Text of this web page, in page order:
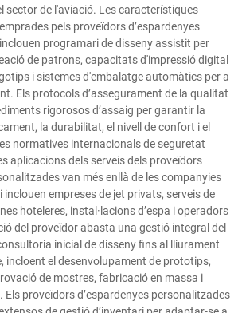
sector de l'aviació. Les característiques
pels proveïdors d’espardenyes
programari de disseny assistit per
de patrons, capacitats d'impressió digital
i sistemes d'embalatge automàtics per a
Els protocols d’assegurament de la qualitat
rigorosos d’assaig per garantir la
la durabilitat, el nivell de confort i el
normatives internacionals de seguretat
aplicacions dels serveis dels proveïdors
van més enllà de les companyies
inclouen empreses de jet privats, serveis de
hoteleres, instal·lacions d’espa i operadors
del proveïdor abasta una gestió integral del
inicial de disseny fins al lliurament
incloent el desenvolupament de prototips,
de mostres, fabricació en massa i
proveïdors d’espardenyes personalitzades